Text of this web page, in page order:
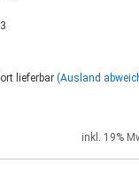
lieferbar (Ausland
inkl. 19%